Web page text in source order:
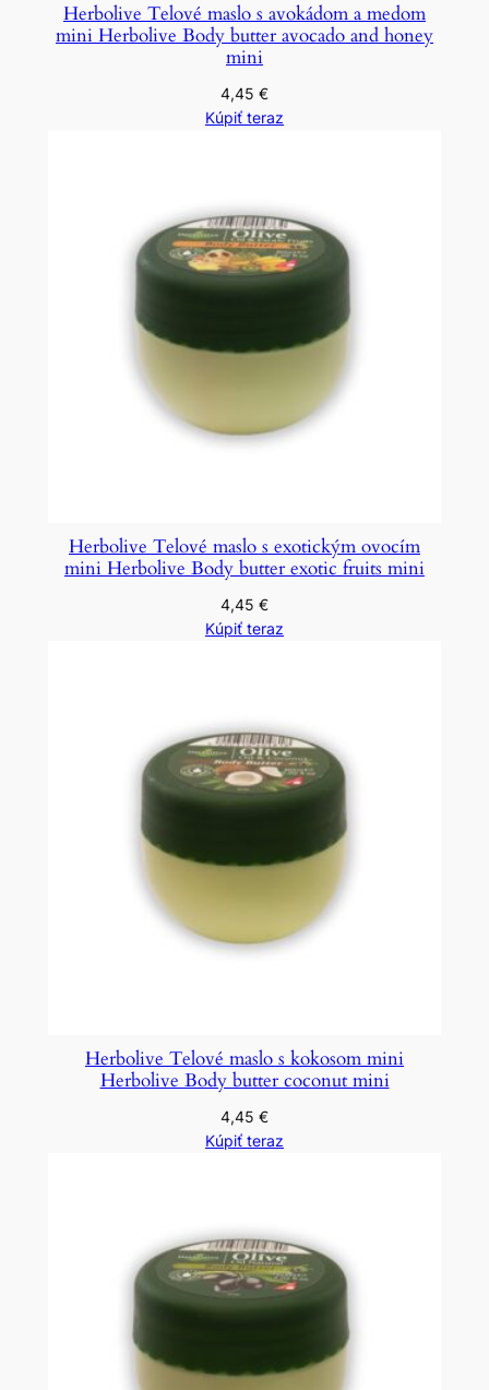
Herbolive Telové maslo s avokádom a medom
mini Herbolive Body butter avocado and honey
mini
4,45 €
Kúpiť teraz
Herbolive Telové maslo s exotickým ovocím
mini Herbolive Body butter exotic fruits mini
4,45 €
Kúpiť teraz
Herbolive Telové maslo s kokosom mini
Herbolive Body butter coconut mini
4,45 €
Kúpiť teraz